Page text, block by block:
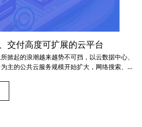
交付高度可扩展的云平台
掀起的浪潮越来越势不可挡，以云数据中心、
主的公共云服务规模开始扩大，网络搜索、电
链逐渐形成&amp;mdash;&amp;mdash;政府主
构积极参加，通过&amp;ldquo;产学研用
推出的创新成果已经取得了阶段性成果。今